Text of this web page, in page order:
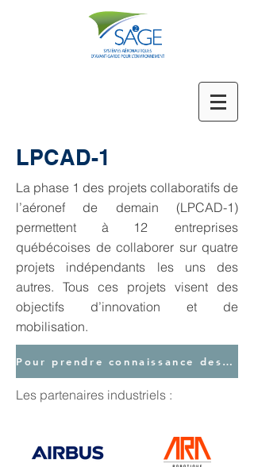
LPCAD-1
La phase 1 des projets collaboratifs de
l’aéronef de demain (LPCAD-1)
permettent à 12 entreprises
québécoises de collaborer sur quatre
projets indépendants les uns des
autres. Tous ces projets visent des
objectifs d’innovation et de
mobilisation.
Pour prendre connaissance des réalisations de la phase 1 des partenaires de LPCAD
Les partenaires industriels :